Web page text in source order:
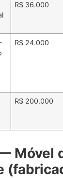
R$ 36.000
R$ 24.000
R$ 200.000
Móvel